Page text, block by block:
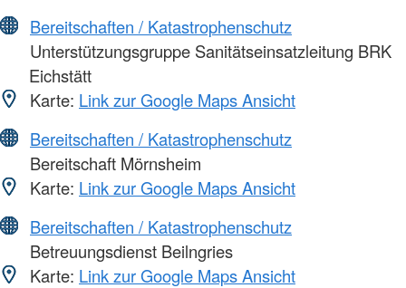
Bereitschaften / Katastrophenschutz
Unterstützungsgruppe Sanitätseinsatzleitung BRK
Eichstätt
Karte: Link zur Google Maps Ansicht
Bereitschaften / Katastrophenschutz
Bereitschaft Mörnsheim
Karte: Link zur Google Maps Ansicht
Bereitschaften / Katastrophenschutz
Betreuungsdienst Beilngries
Karte: Link zur Google Maps Ansicht